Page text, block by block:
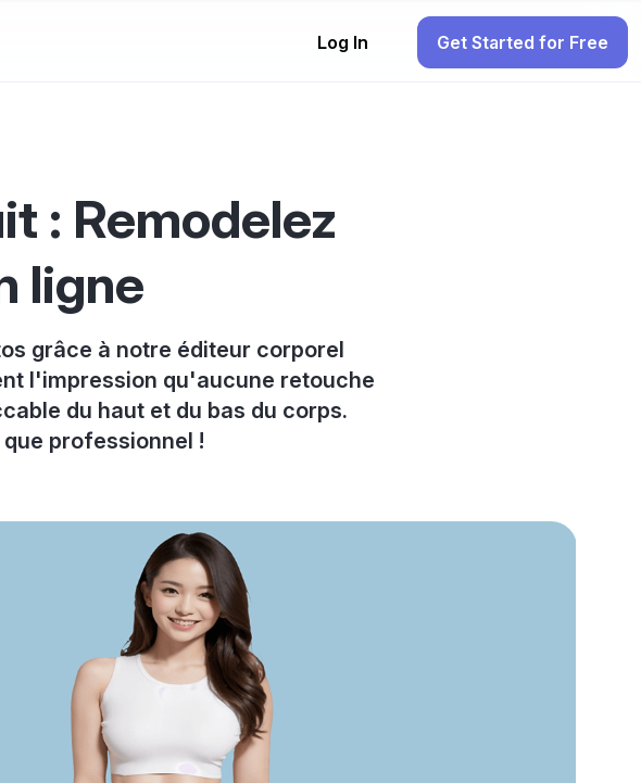
Log In Get Started for Free
: Remodelez
ligne
grâce à notre éditeur corporel
l'impression qu'aucune retouche
du haut et du bas du corps.
professionnel !